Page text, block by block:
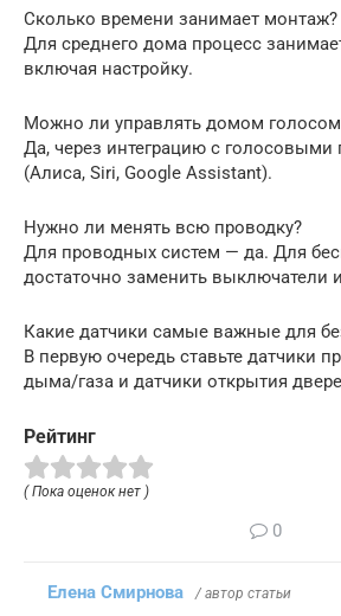
Сколько времени занимает монтаж?
Для среднего дома процесс
включая настройку.
Можно ли управлять домом
Да, через интеграцию с
(Алиса, Siri, Google Assistant).
Нужно ли менять всю проводку?
Для проводных систем — да. Для
достаточно заменить выключатели
Какие датчики самые важные для
В первую очередь ставьте датчики
дыма/газа и датчики открытия
Рейтинг
( Пока оценок нет )
0
Елена Смирнова / автор статьи